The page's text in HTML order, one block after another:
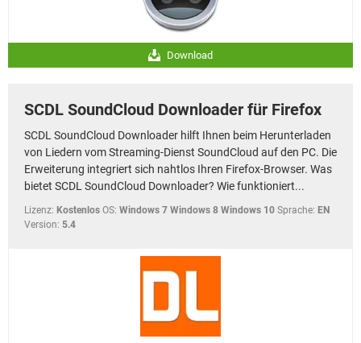
Download
SCDL SoundCloud Downloader für Firefox
SCDL SoundCloud Downloader hilft Ihnen beim Herunterladen
von Liedern vom Streaming-Dienst SoundCloud auf den PC. Die
Erweiterung integriert sich nahtlos Ihren Firefox-Browser. Was
bietet SCDL SoundCloud Downloader? Wie funktioniert...
Lizenz: Kostenlos OS: Windows 7 Windows 8 Windows 10 Sprache: EN
Version: 5.4